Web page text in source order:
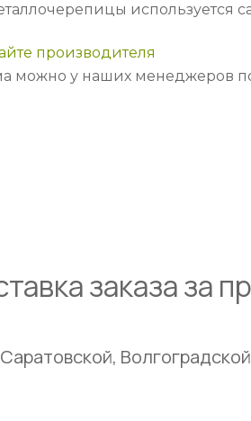
используется
производителя
можно у наших менеджеров
заказа за